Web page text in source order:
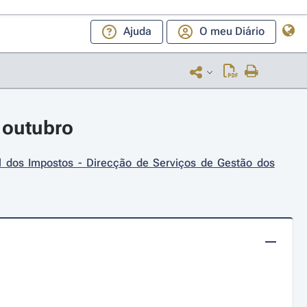
Ajuda O meu Diário
Impostos - Direcção de Serviços de Gestão dos